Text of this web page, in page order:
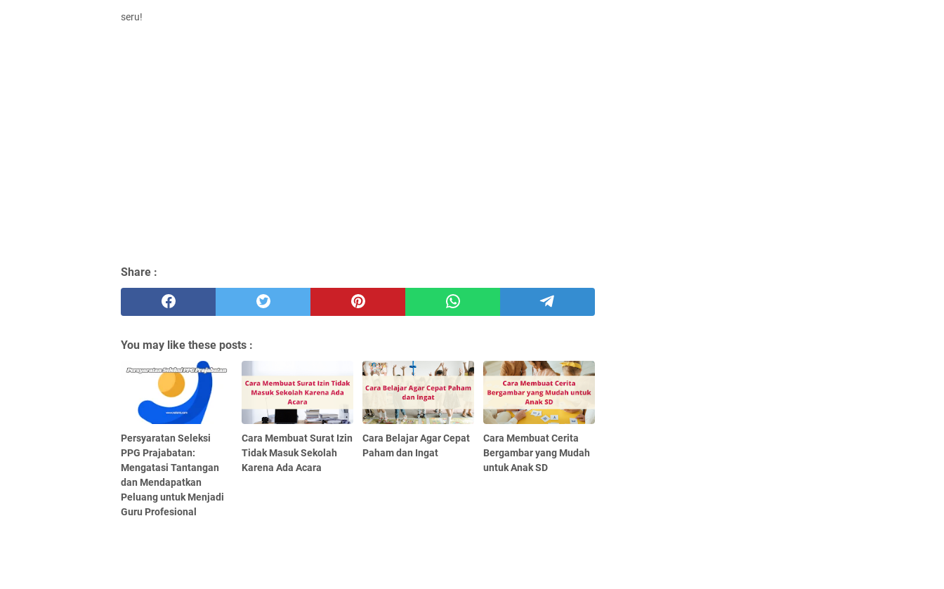
seru!
Share :
You may like these posts :
Persyaratan Seleksi
PPG Prajabatan:
Mengatasi Tantangan
dan Mendapatkan
Peluang untuk Menjadi
Guru Profesional
Cara Membuat Surat Izin
Tidak Masuk Sekolah
Karena Ada Acara
Cara Belajar Agar Cepat
Paham dan Ingat
Cara Membuat Cerita
Bergambar yang Mudah
untuk Anak SD